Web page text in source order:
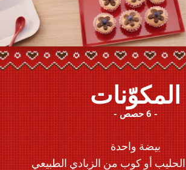
المكوّنات
6 حصص
بيضة واحدة